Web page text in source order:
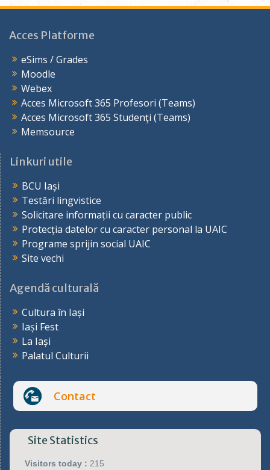
Acces Platforme
eSims / Grades
Moodle
Webex
Acces Microsoft 365 Profesori (Teams)
Acces Microsoft 365 Studenţi (Teams)
Memsource
Linkuri utile
BCU Iași
Testări lingvistice
Solicitare informații cu caracter public
Protecția datelor cu caracter personal la UAIC
Programe sprijin social UAIC
Site vechi
Agendă culturală
Cultura în Iași
Iași Fest
La Iași
Palatul Culturii
Contact
Site Statistics
Visitors today : 215